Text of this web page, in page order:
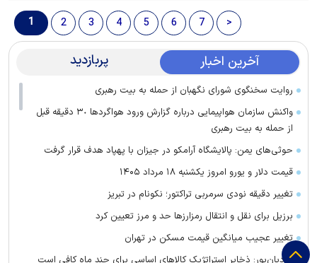
1 2 3 4 5 6 7 >
آخرین اخبار پربازدید
روایت سخنگوی شورای نگهبان از حمله به بیت رهبری
واکنش سازمان هواپیمایی درباره گزارش ورود هواگرد‌ها ٣٠ دقیقه قبل
از حمله به بیت رهبری
حوثی‌های یمن: پالایشگاه آرامکو در جیزان با پهپاد هدف قرار گرفت
قیمت دلار و یورو امروز یکشنبه ۱۸ مرداد ۱۴۰۵
تغییر دقیقه نودی سرمربی تراکتور؛ نکونام در تبریز
برزیل برای نقل‌ و انتقال رمزارز‌ها حد و مرز تعیین کرد
تغییر عجیب میانگین قیمت مسکن در تهران
هادیان‌پور: ذخایر استراتژیک کالا‌های اساسی برای چند ماه کافی است